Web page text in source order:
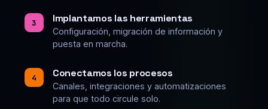
3 Implantamos las herramientas
Configuración, migración de información y
puesta en marcha.
4 Conectamos los procesos
Canales, integraciones y automatizaciones
para que todo circule solo.